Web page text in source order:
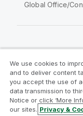
Global Office/
Acuerdos legales
Legal Policies
Condiciones de uso
We use cookies to
and to deliver content
you accept the use of
data transmission to
Notice or click ‘More
our sites. Privacy &